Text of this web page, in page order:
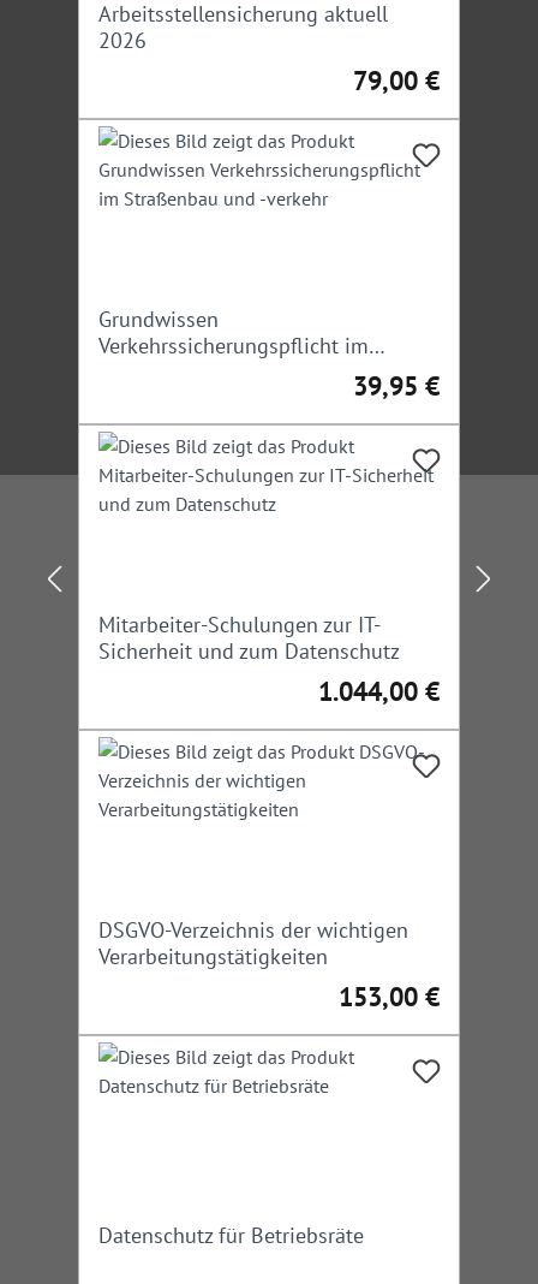
Arbeitsstellensicherung aktuell
2026
Regulärer Preis:
79,00 €
Grundwissen
Verkehrssicherungspflicht im
Regulärer Preis:
39,95 €
Mitarbeiter-Schulungen zur IT-
Sicherheit und zum Datenschutz
Regulärer Preis:
1.044,00 €
DSGVO-Verzeichnis der wichtigen
Verarbeitungstätigkeiten
Regulärer Preis:
153,00 €
Datenschutz für Betriebsräte